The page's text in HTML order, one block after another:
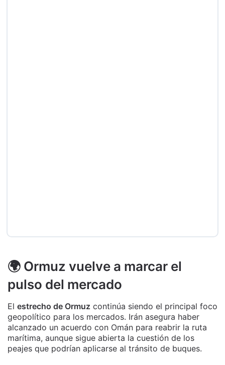
🌍 Ormuz vuelve a marcar el
pulso del mercado
El estrecho de Ormuz continúa siendo el principal foco
geopolítico para los mercados. Irán asegura haber
alcanzado un acuerdo con Omán para reabrir la ruta
marítima, aunque sigue abierta la cuestión de los
peajes que podrían aplicarse al tránsito de buques.